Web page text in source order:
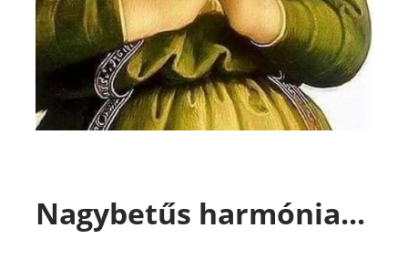
Nagybetűs harmónia...